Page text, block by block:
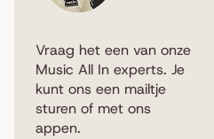
Vraag het een van onze
Music All In experts. Je
kunt ons een mailtje
sturen of met ons
appen.